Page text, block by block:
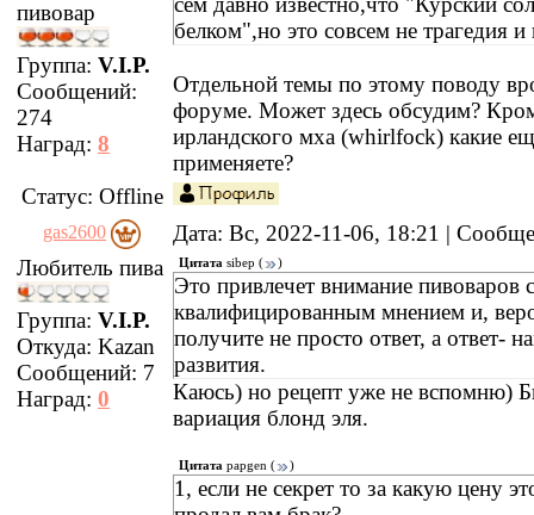
пивовар
Группа: V.I.P.
Сообщений:
274
Наград: 8
белком",но это совсем не трагедия
Отдельной темы по этому поводу
форуме. Может здесь обсудим?
ирландского мха (whirlfock) какие
применяете?
Статус: Offline
gas2600
Дата: Вс, 2022-11-06, 18:21 |
Любитель пива
Группа: V.I.P.
Откуда: Kazan
Сообщений: 7
Наград: 0
Цитата sibep ( )
Это привлечет внимание пивоваров с
квалифицированным мнением и,
получите не просто ответ, а ответ-
развития.
Каюсь) но рецепт уже не вспомню)
вариация блонд эля.
Цитата papgen ( )
1, если не секрет то за какую цену